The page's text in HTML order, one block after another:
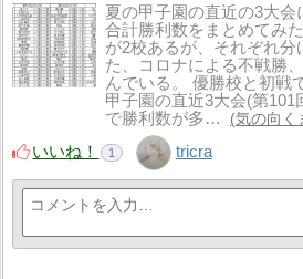
夏の甲子園の直近の3大
合計勝利数をまとめてみ
が2校あるが、それぞれ分
た、コロナによる不戦勝
んでいる。 優勝校と初
甲子園の直近3大会(第101
で勝利数が多…
気の向く
いいね！ 1 tricra